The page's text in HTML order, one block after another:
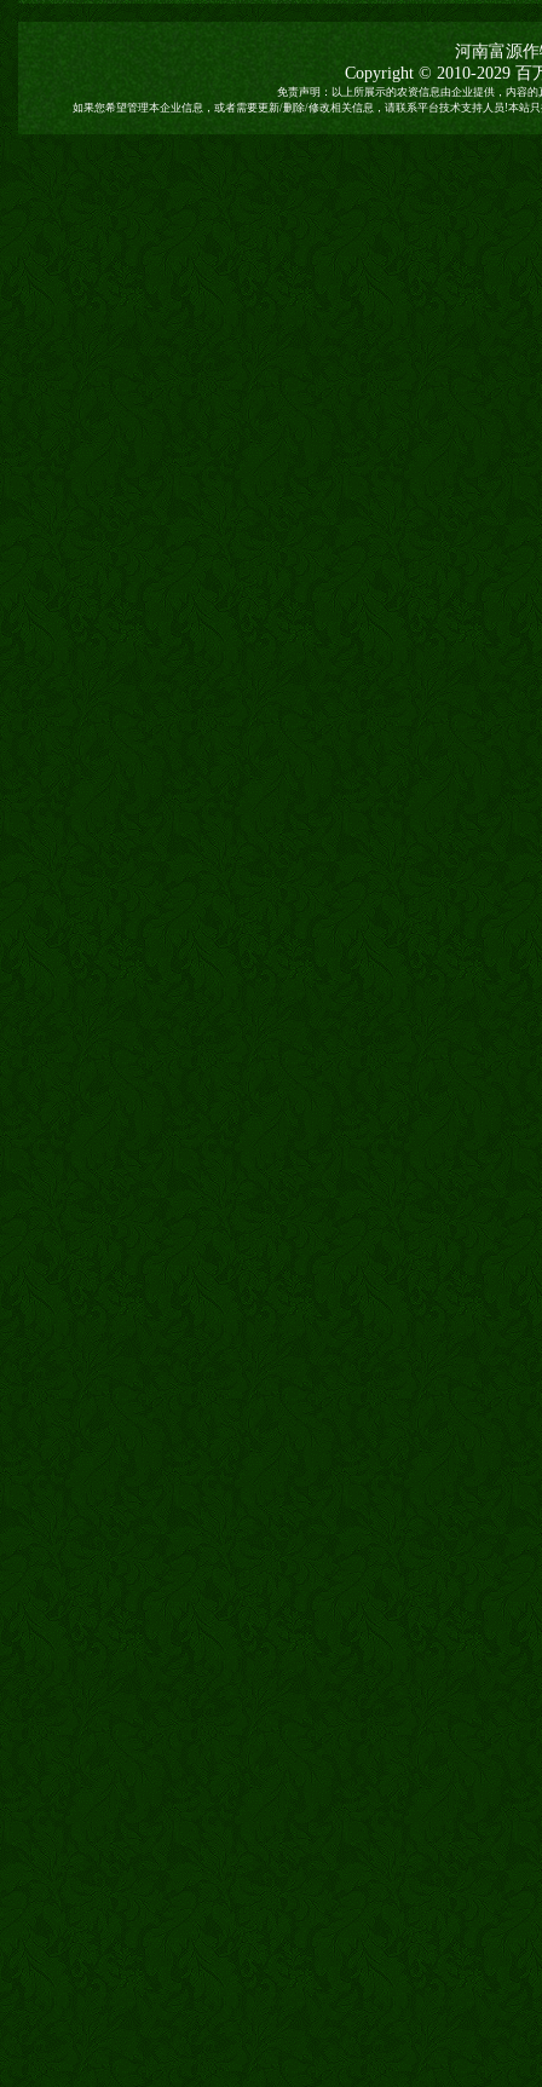
河南富源
Copyright © 2010-2029 百
免责声明：以上所展示的农资信息由企业提供，内容
如果您希望管理本企业信息，或者需要更新/删除/修改相关信息，请联系平台技术支持人员!本站